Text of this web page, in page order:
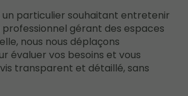
un particulier souhaitant entretenir
professionnel gérant des espaces
nous nous déplaçons
évaluer vos besoins et vous
transparent et détaillé, sans